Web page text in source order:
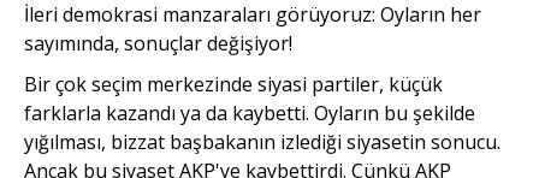
İleri demokrasi manzaraları görüyoruz: Oyların her
sayımında, sonuçlar değişiyor!
Bir çok seçim merkezinde siyasi partiler, küçük
farklarla kazandı ya da kaybetti. Oyların bu şekilde
yığılması, bizzat başbakanın izlediği siyasetin sonucu.
Ancak bu siyaset AKP'ye kaybettirdi. Çünkü AKP